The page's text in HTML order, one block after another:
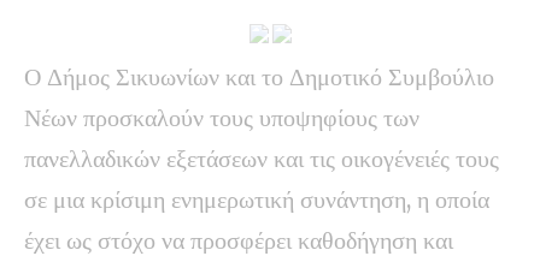
Ο Δήμος Σικυωνίων και το Δημοτικό Συμβούλιο
Νέων προσκαλούν τους υποψηφίους των
πανελλαδικών εξετάσεων και τις οικογένειές τους
σε μια κρίσιμη ενημερωτική συνάντηση, η οποία
έχει ως στόχο να προσφέρει καθοδήγηση και